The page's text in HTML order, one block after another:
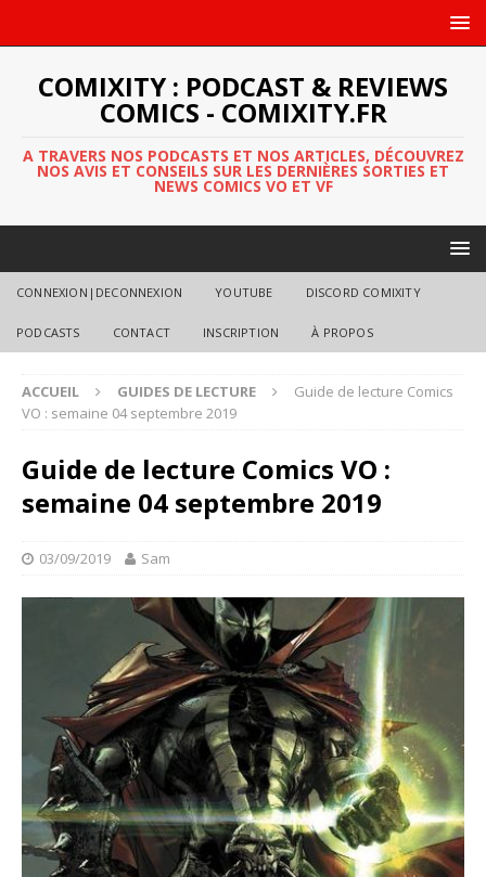
COMIXITY : PODCAST & REVIEWS
COMICS - COMIXITY.FR
A TRAVERS NOS PODCASTS ET NOS ARTICLES, DÉCOUVREZ
NOS AVIS ET CONSEILS SUR LES DERNIÈRES SORTIES ET
NEWS COMICS VO ET VF
CONNEXION|DECONNEXION YOUTUBE DISCORD COMIXITY
PODCASTS CONTACT INSCRIPTION À PROPOS
ACCUEIL GUIDES DE LECTURE
Guide de lecture Comics
VO : semaine 04 septembre 2019
Guide de lecture Comics VO :
semaine 04 septembre 2019
03/09/2019 Sam